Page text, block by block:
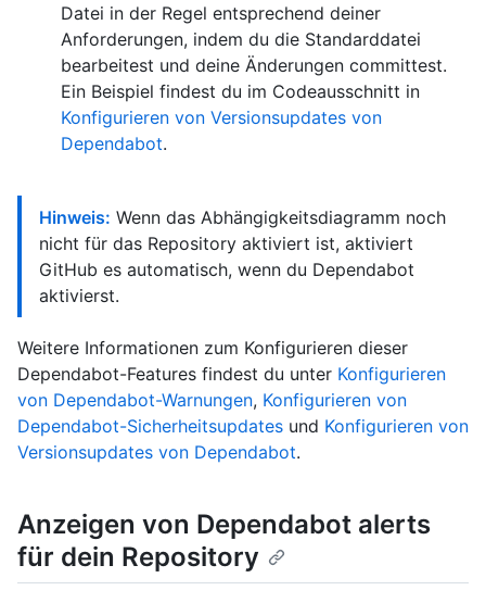
Datei in der Regel entsprechend deiner
Anforderungen, indem du die Standarddatei
bearbeitest und deine Änderungen committest.
Ein Beispiel findest du im Codeausschnitt in
Konfigurieren von Versionsupdates von
Dependabot.
Hinweis: Wenn das Abhängigkeitsdiagramm noch
nicht für das Repository aktiviert ist, aktiviert
GitHub es automatisch, wenn du Dependabot
aktivierst.
Weitere Informationen zum Konfigurieren dieser
Dependabot-Features findest du unter Konfigurieren
von Dependabot-Warnungen, Konfigurieren von
Dependabot-Sicherheitsupdates und Konfigurieren von
Versionsupdates von Dependabot.
Anzeigen von Dependabot alerts
für dein Repository